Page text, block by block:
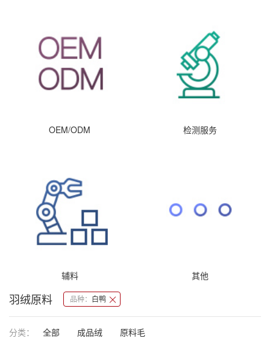
OEM/ODM 检测服务
辅料 其他
羽绒原料 品种： 白鸭
分类： 全部 成品绒 原料毛